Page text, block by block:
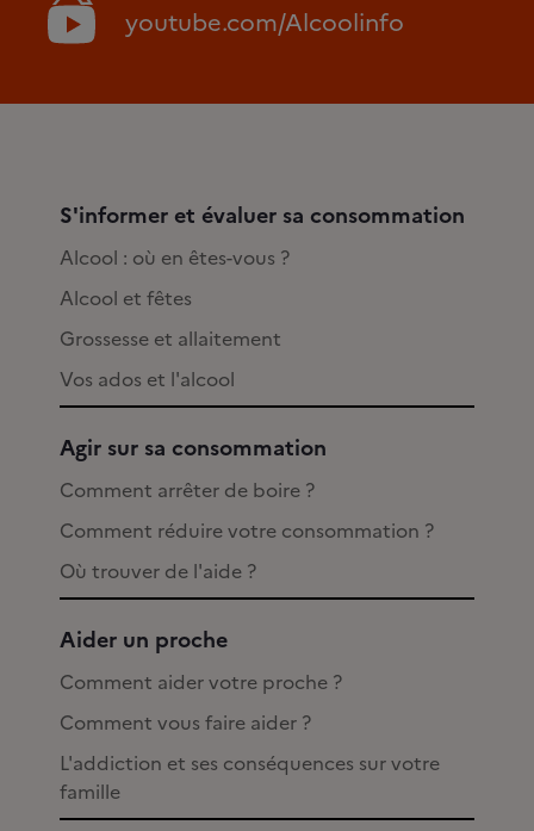
youtube.com/Alcoolinfo
S'informer et évaluer sa consommation
Alcool : où en êtes-vous ?
Alcool et fêtes
Grossesse et allaitement
Vos ados et l'alcool
Agir sur sa consommation
Comment arrêter de boire ?
Comment réduire votre consommation ?
Où trouver de l'aide ?
Aider un proche
Comment aider votre proche ?
Comment vous faire aider ?
L'addiction et ses conséquences sur votre
famille